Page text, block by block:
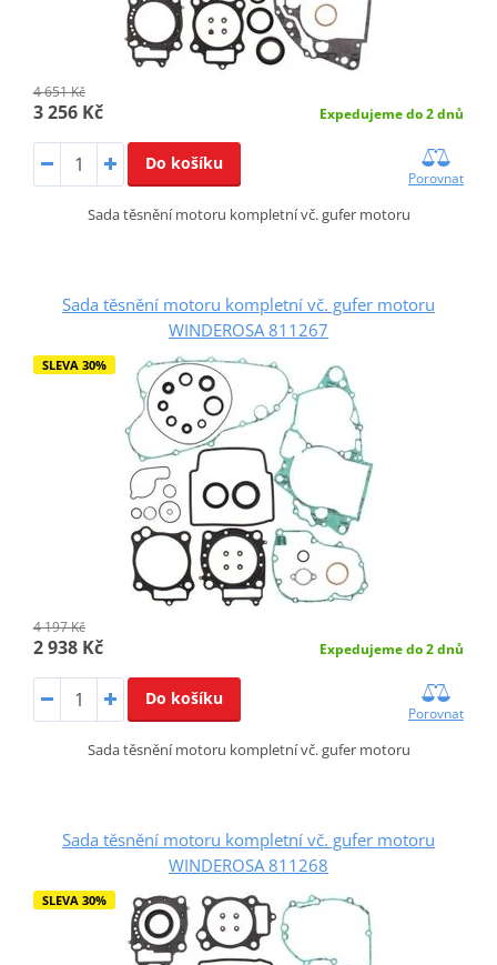
4 651 Kč
3 256 Kč Expedujeme do 2 dnů
Do košíku
Porovnat
Sada těsnění motoru kompletní vč. gufer motoru
Sada těsnění motoru kompletní vč. gufer motoru
WINDEROSA 811267
SLEVA 30%
4 197 Kč
2 938 Kč Expedujeme do 2 dnů
Do košíku
Porovnat
Sada těsnění motoru kompletní vč. gufer motoru
Sada těsnění motoru kompletní vč. gufer motoru
WINDEROSA 811268
SLEVA 30%